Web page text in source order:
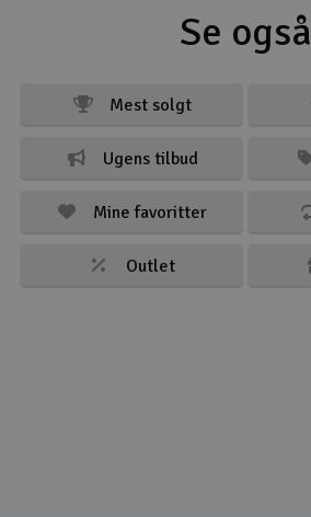
Se også
Mest solgt
Ugens tilbud
Mine favoritter
Outlet